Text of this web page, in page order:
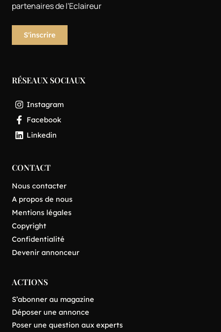
partenaires de l'Eclaireur
RÉSEAUX SOCIAUX
Instagram
Facebook
Linkedin
CONTACT
Nous contacter
A propos de nous
Mentions légales
Copyright
Confidentialité
Devenir annonceur
ACTIONS
S’abonner au magazine
Déposer une annonce
Poser une question aux experts